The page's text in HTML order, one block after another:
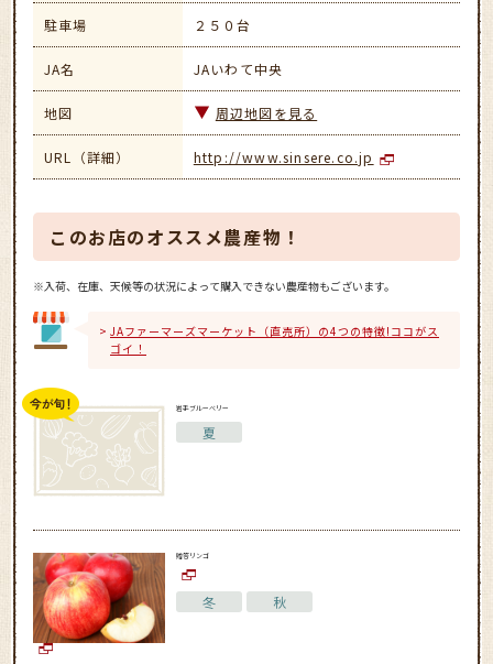
駐車場 ２５０台
JA名 JAいわて中央
地図 周辺地図を見る
URL（詳細） http://www.sinsere.co.jp
このお店のオススメ農産物！
※入荷、在庫、天候等の状況によって購入できない農産物もございます。
JAファーマーズマーケット（直売所）の4つの特徴!ココがス
ゴイ！
岩手ブルーベリー
夏
贈答リンゴ
冬 秋